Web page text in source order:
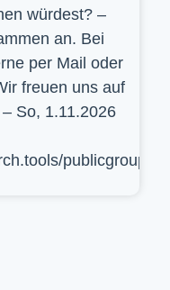
würdest? –
an. Bei
per Mail oder
freuen uns auf
So, 1.11.2026
publicgroup/617